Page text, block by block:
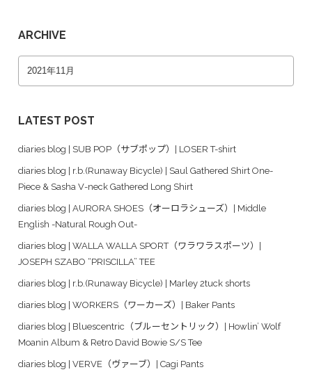
ARCHIVE
LATEST POST
diaries blog | SUB POP（サブポップ）| LOSER T-shirt
diaries blog | r.b.(Runaway Bicycle) | Saul Gathered Shirt One-
Piece & Sasha V-neck Gathered Long Shirt
diaries blog | AURORA SHOES（オーロラシューズ）| Middle
English -Natural Rough Out-
diaries blog | WALLA WALLA SPORT（ワラワラスポーツ）|
JOSEPH SZABO “PRISCILLA” TEE
diaries blog | r.b.(Runaway Bicycle) | Marley 2tuck shorts
diaries blog | WORKERS（ワーカーズ）| Baker Pants
diaries blog | Bluescentric（ブルーセントリック）| Howlin’ Wolf
Moanin Album & Retro David Bowie S/S Tee
diaries blog | VERVE（ヴァーブ）| Cagi Pants